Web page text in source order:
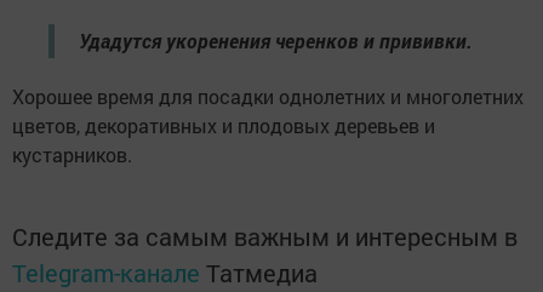
Удадутся укоренения черенков и прививки.
Хорошее время для посадки однолетних и многолетних
цветов, декоративных и плодовых деревьев и
кустарников.
Следите за самым важным и интересным в
Telegram-канале Татмедиа